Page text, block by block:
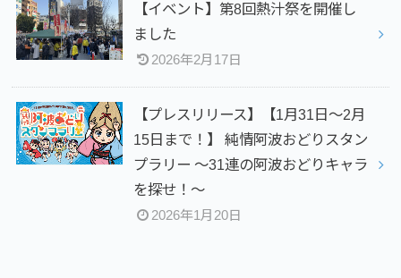
【イベント】第8回熱汁祭を開催し
ました
2026年2月17日
【プレスリリース】【1月31日～2月
15日まで！】 純情阿波おどりスタン
プラリー ～31連の阿波おどりキャラ
を探せ！～
2026年1月20日